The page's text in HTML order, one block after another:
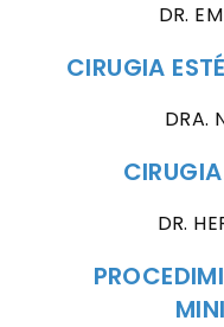
DR.
CIRUGIA
DRA.
DR.